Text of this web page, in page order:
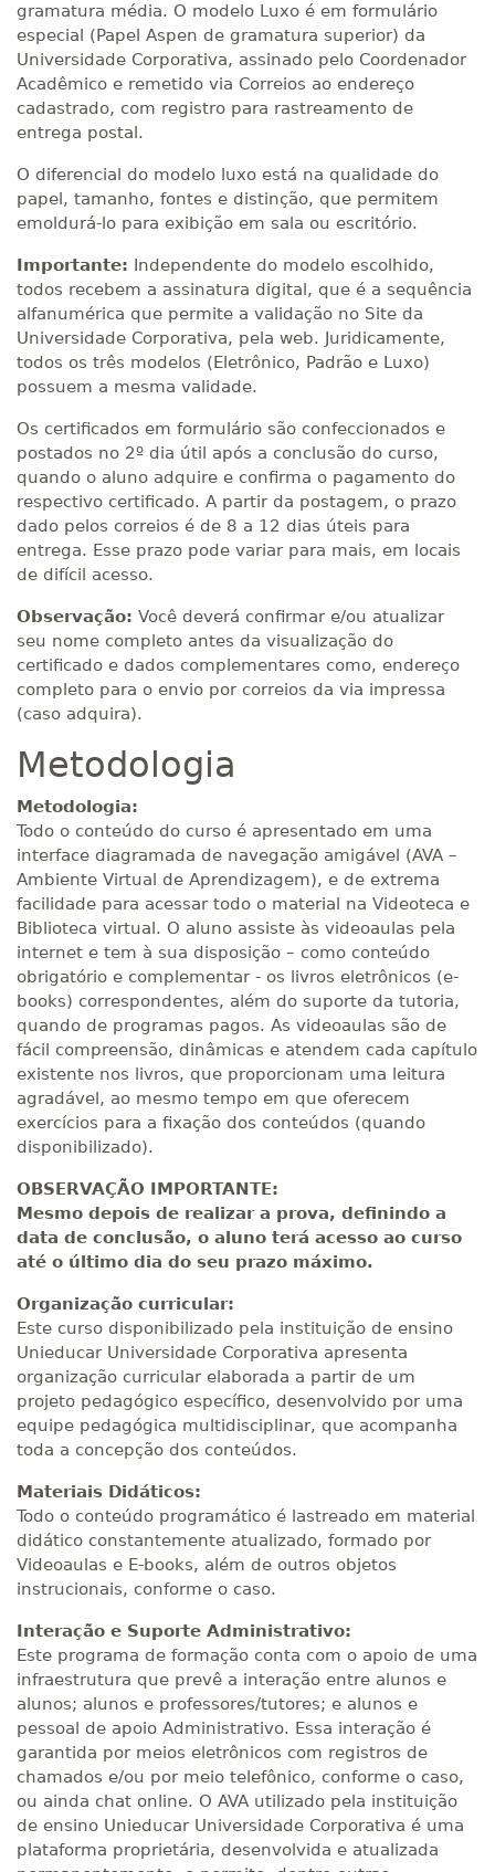
gramatura média. O modelo Luxo é em formulário
especial (Papel Aspen de gramatura superior) da
Universidade Corporativa, assinado pelo Coordenador
Acadêmico e remetido via Correios ao endereço
cadastrado, com registro para rastreamento de
entrega postal.
O diferencial do modelo luxo está na qualidade do
papel, tamanho, fontes e distinção, que permitem
emoldurá-lo para exibição em sala ou escritório.
Importante: Independente do modelo escolhido,
todos recebem a assinatura digital, que é a sequência
alfanumérica que permite a validação no Site da
Universidade Corporativa, pela web. Juridicamente,
todos os três modelos (Eletrônico, Padrão e Luxo)
possuem a mesma validade.
Os certificados em formulário são confeccionados e
postados no 2º dia útil após a conclusão do curso,
quando o aluno adquire e confirma o pagamento do
respectivo certificado. A partir da postagem, o prazo
dado pelos correios é de 8 a 12 dias úteis para
entrega. Esse prazo pode variar para mais, em locais
de difícil acesso.
Observação: Você deverá confirmar e/ou atualizar
seu nome completo antes da visualização do
certificado e dados complementares como, endereço
completo para o envio por correios da via impressa
(caso adquira).
Metodologia
Metodologia:
Todo o conteúdo do curso é apresentado em uma
interface diagramada de navegação amigável (AVA –
Ambiente Virtual de Aprendizagem), e de extrema
facilidade para acessar todo o material na Videoteca e
Biblioteca virtual. O aluno assiste às videoaulas pela
internet e tem à sua disposição – como conteúdo
obrigatório e complementar - os livros eletrônicos (e-
books) correspondentes, além do suporte da tutoria,
quando de programas pagos. As videoaulas são de
fácil compreensão, dinâmicas e atendem cada capítulo
existente nos livros, que proporcionam uma leitura
agradável, ao mesmo tempo em que oferecem
exercícios para a fixação dos conteúdos (quando
disponibilizado).
OBSERVAÇÃO IMPORTANTE:
Mesmo depois de realizar a prova, definindo a
data de conclusão, o aluno terá acesso ao curso
até o último dia do seu prazo máximo.
Organização curricular:
Este curso disponibilizado pela instituição de ensino
Unieducar Universidade Corporativa apresenta
organização curricular elaborada a partir de um
projeto pedagógico específico, desenvolvido por uma
equipe pedagógica multidisciplinar, que acompanha
toda a concepção dos conteúdos.
Materiais Didáticos:
Todo o conteúdo programático é lastreado em material
didático constantemente atualizado, formado por
Videoaulas e E-books, além de outros objetos
instrucionais, conforme o caso.
Interação e Suporte Administrativo:
Este programa de formação conta com o apoio de uma
infraestrutura que prevê a interação entre alunos e
alunos; alunos e professores/tutores; e alunos e
pessoal de apoio Administrativo. Essa interação é
garantida por meios eletrônicos com registros de
chamados e/ou por meio telefônico, conforme o caso,
ou ainda chat online. O AVA utilizado pela instituição
de ensino Unieducar Universidade Corporativa é uma
plataforma proprietária, desenvolvida e atualizada